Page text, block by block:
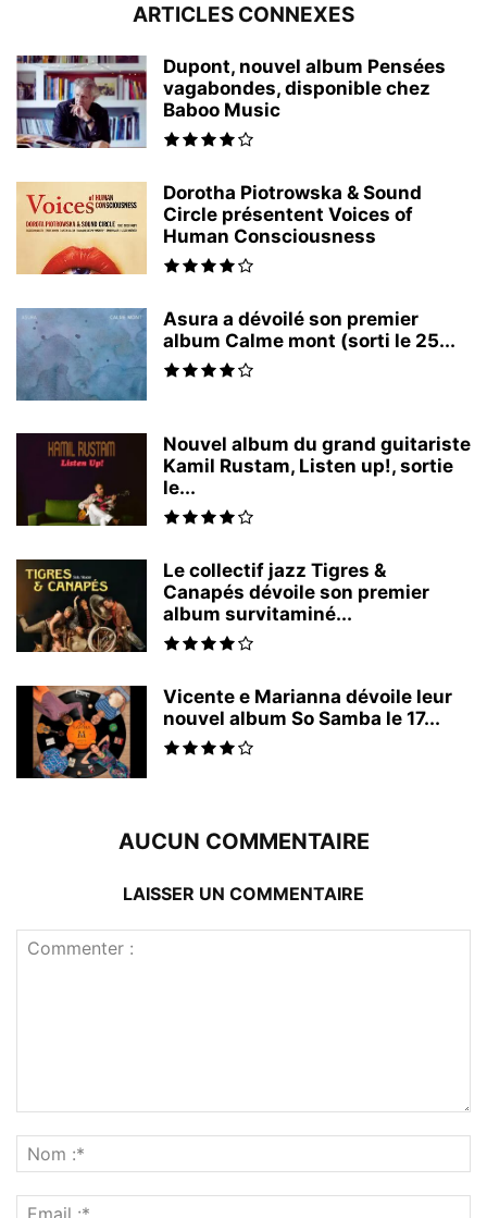
ARTICLES CONNEXES
Dupont, nouvel album Pensées
vagabondes, disponible chez
Baboo Music
Dorotha Piotrowska & Sound
Circle présentent Voices of
Human Consciousness
Asura a dévoilé son premier
album Calme mont (sorti le 25...
Nouvel album du grand guitariste
Kamil Rustam, Listen up!, sortie
le...
Le collectif jazz Tigres &
Canapés dévoile son premier
album survitaminé...
Vicente e Marianna dévoile leur
nouvel album So Samba le 17...
AUCUN COMMENTAIRE
LAISSER UN COMMENTAIRE